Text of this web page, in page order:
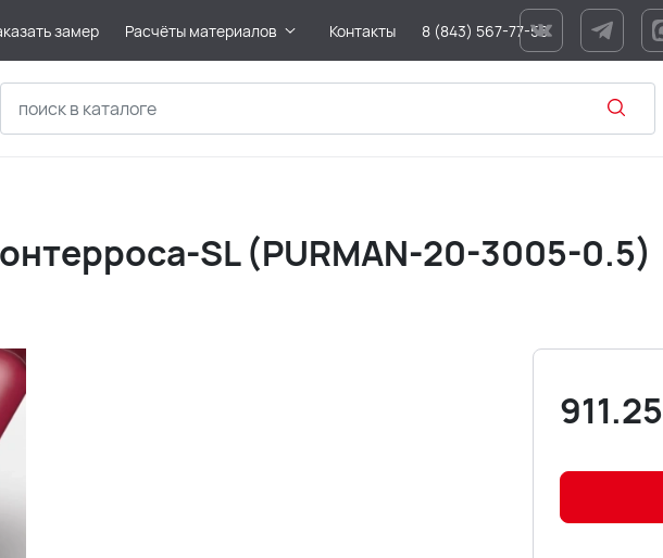
замер Расчёты материалов Контакты 8 (843) 567-77-56
SL (PURMAN-20-3005-0.5)
911.25